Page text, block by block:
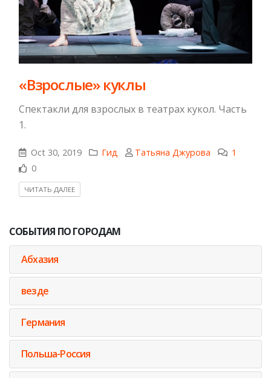
«Взрослые» куклы
Спектакли для взрослых в театрах кукол. Часть
1.
Oct 30, 2019 Гид Татьяна Джурова
1
0
ЧИТАТЬ ДАЛЕЕ
СОБЫТИЯ ПО ГОРОДАМ
Абхазия
везде
Германия
Польша-Россия